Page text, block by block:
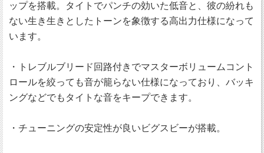
ップを搭載。タイトでパンチの効いた低音と、彼の紛れも
ない生き生きとしたトーンを象徴する高出力仕様になって
います。
・トレブルブリード回路付きでマスターボリュームコント
ロールを絞っても音が籠らない仕様になっており、バッキ
ングなどでもタイトな音をキープできます。
・チューニングの安定性が良いビグスビーが搭載。